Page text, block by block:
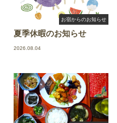
お宿からのお知らせ
夏季休暇のお知らせ
2026.08.04